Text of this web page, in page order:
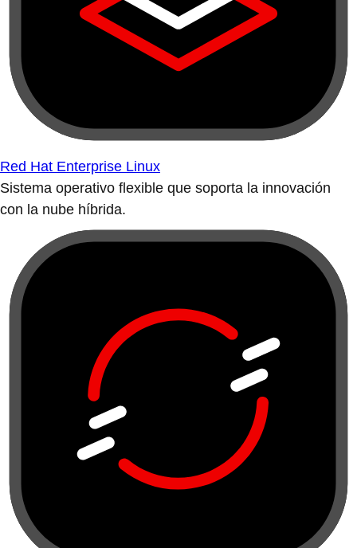
Red Hat Enterprise Linux
Sistema operativo flexible que soporta la innovación
con la nube híbrida.